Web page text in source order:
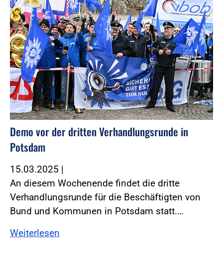
Demo vor der dritten Verhandlungsrunde in
Potsdam
15.03.2025 |
An diesem Wochenende findet die dritte
Verhandlungsrunde für die Beschäftigten von
Bund und Kommunen in Potsdam statt.…
Weiterlesen